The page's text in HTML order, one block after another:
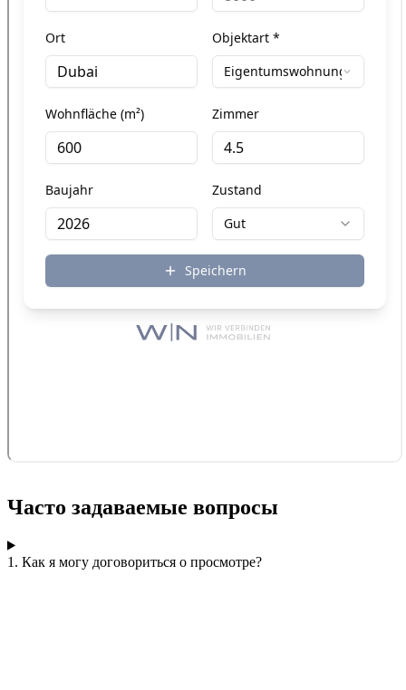
Часто задаваемые вопросы
1. Как я могу договориться о просмотре?